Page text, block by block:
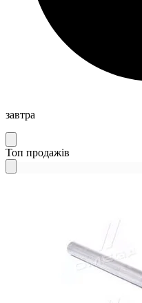
завтра
Топ продажів